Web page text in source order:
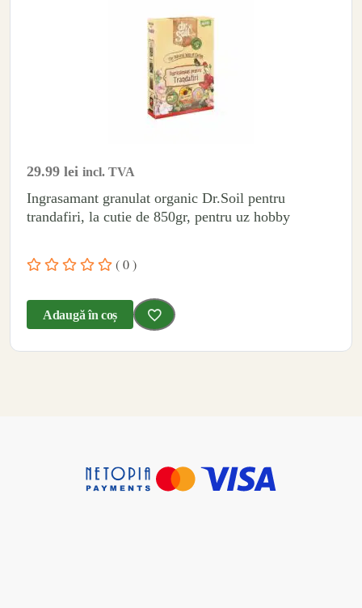
29.99 lei incl. TVA
Ingrasamant granulat organic Dr.Soil pentru
trandafiri, la cutie de 850gr, pentru uz hobby
( 0 )
Adaugă în coș